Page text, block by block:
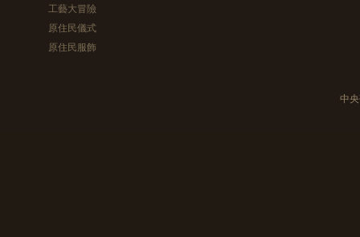
工藝大冒險
原住民儀式
原住民服飾
中